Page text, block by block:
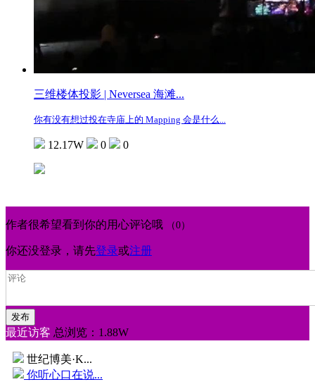
三维楼体投影 | Neversea 海滩...
你有没有想过投在寺庙上的 Mapping 会是什么...
12.17W 0 0
作者很希望看到你的用心评论哦 （0）
你还没登录，请先登录或注册
最近访客 总浏览：1.88W
世纪博美·K...
你听心口在说...